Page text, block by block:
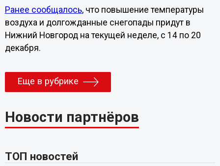
Ранее сообщалось, что повышение температуры
воздуха и долгожданные снегопады придут в
Нижний Новгород на текущей неделе, с 14 по 20
декабря.
Еще в рубрике
Новости партнёров
ТОП новостей